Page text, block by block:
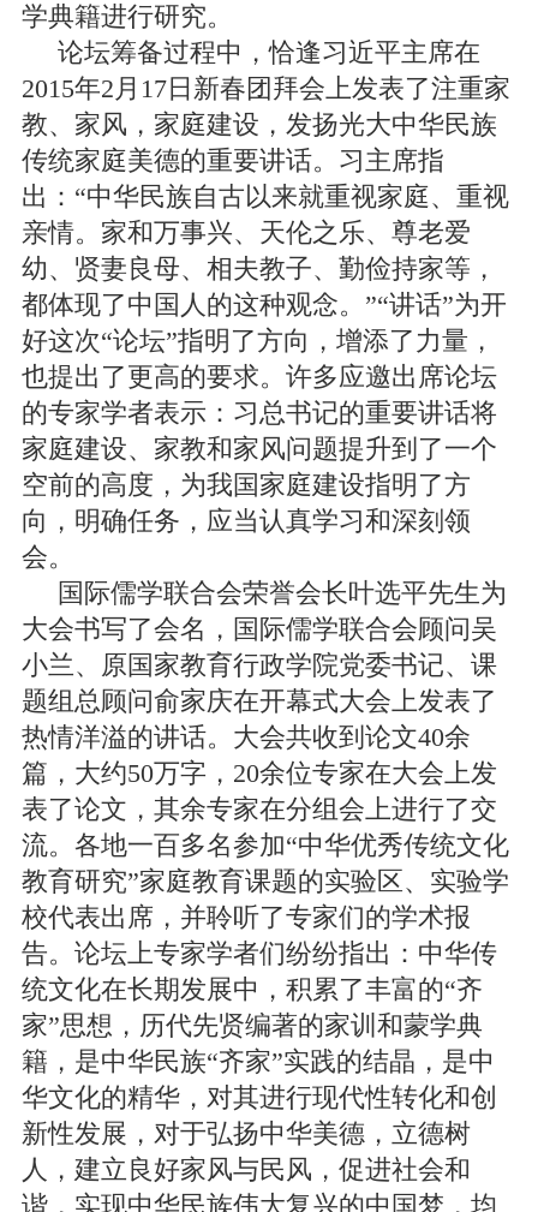
学典籍进行研究。
论坛筹备过程中，恰逢习近平主席在
2015年2月17日新春团拜会上发表了注重家
教、家风，家庭建设，发扬光大中华民族
传统家庭美德的重要讲话。习主席指
出：“中华民族自古以来就重视家庭、重视
亲情。家和万事兴、天伦之乐、尊老爱
幼、贤妻良母、相夫教子、勤俭持家等，
都体现了中国人的这种观念。”“讲话”为开
好这次“论坛”指明了方向，增添了力量，
也提出了更高的要求。许多应邀出席论坛
的专家学者表示：习总书记的重要讲话将
家庭建设、家教和家风问题提升到了一个
空前的高度，为我国家庭建设指明了方
向，明确任务，应当认真学习和深刻领
会。
国际儒学联合会荣誉会长叶选平先生为
大会书写了会名，国际儒学联合会顾问吴
小兰、原国家教育行政学院党委书记、课
题组总顾问俞家庆在开幕式大会上发表了
热情洋溢的讲话。大会共收到论文40余
篇，大约50万字，20余位专家在大会上发
表了论文，其余专家在分组会上进行了交
流。各地一百多名参加“中华优秀传统文化
教育研究”家庭教育课题的实验区、实验学
校代表出席，并聆听了专家们的学术报
告。论坛上专家学者们纷纷指出：中华传
统文化在长期发展中，积累了丰富的“齐
家”思想，历代先贤编著的家训和蒙学典
籍，是中华民族“齐家”实践的结晶，是中
华文化的精华，对其进行现代性转化和创
新性发展，对于弘扬中华美德，立德树
人，建立良好家风与民风，促进社会和
谐，实现中华民族伟大复兴的中国梦，均